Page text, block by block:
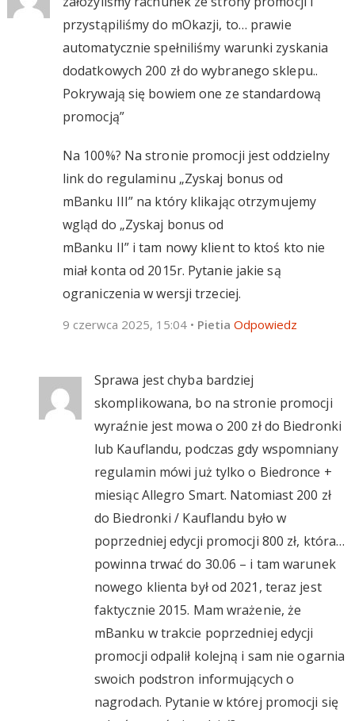
przystąpiliśmy do mOkazji, to… prawie
automatycznie spełniliśmy warunki zyskania
dodatkowych 200 zł do wybranego sklepu..
Pokrywają się bowiem one ze standardową
promocją”
Na 100%? Na stronie promocji jest oddzielny
link do regulaminu „Zyskaj bonus od
mBanku III” na który klikając otrzymujemy
wgląd do „Zyskaj bonus od
mBanku II” i tam nowy klient to ktoś kto nie
miał konta od 2015r. Pytanie jakie są
ograniczenia w wersji trzeciej.
9 czerwca 2025, 15:04 • Pietia Odpowiedz
Sprawa jest chyba bardziej
skomplikowana, bo na stronie promocji
wyraźnie jest mowa o 200 zł do Biedronki
lub Kauflandu, podczas gdy wspomniany
regulamin mówi już tylko o Biedronce +
miesiąc Allegro Smart. Natomiast 200 zł
do Biedronki / Kauflandu było w
poprzedniej edycji promocji 800 zł, która…
powinna trwać do 30.06 – i tam warunek
nowego klienta był od 2021, teraz jest
faktycznie 2015. Mam wrażenie, że
mBanku w trakcie poprzedniej edycji
promocji odpalił kolejną i sam nie ogarnia
swoich podstron informujących o
nagrodach. Pytanie w której promocji się